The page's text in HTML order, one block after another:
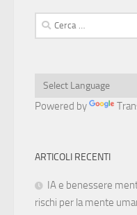
Ricerca
per:
Powered by
ARTICOLI RECENTI
IA e benessere
rischi per la mente